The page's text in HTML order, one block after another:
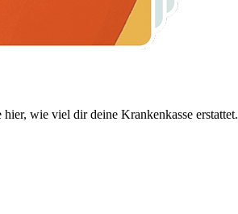
wie viel dir deine Krankenkasse erstattet.